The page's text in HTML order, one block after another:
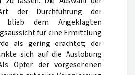
der Durchführung der
blieb dem Angeklagten
für eine Ermittlung
als gering erachtet; der
sich auf die Auslobung
Opfer der vorgesehenen